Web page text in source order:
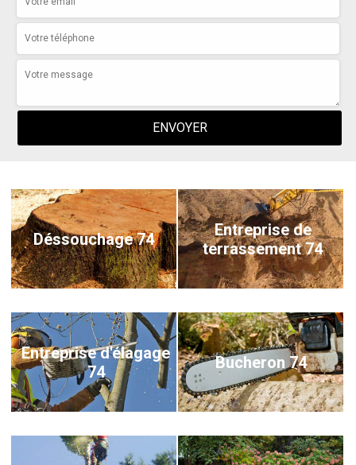
Déssouchage 74
Entreprise de
terrassement 74
Entreprise d'élagage
74
Bucheron 74